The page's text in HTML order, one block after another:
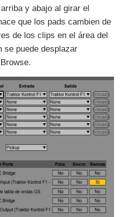
y abajo al girar el
que los pads cambien de
de los clips en el área del
se puede desplazar